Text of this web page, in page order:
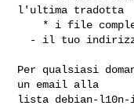
l'ultima tradotta
Per qualsiasi
un email alla
lista debian-